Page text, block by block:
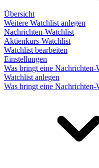
Übersicht
Weitere Watchlist anlegen
Nachrichten-Watchlist
Aktienkurs-Watchlist
Watchlist bearbeiten
Einstellungen
Was bringt eine Nachrichten-
Watchlist anlegen
Was bringt eine Nachrichten-